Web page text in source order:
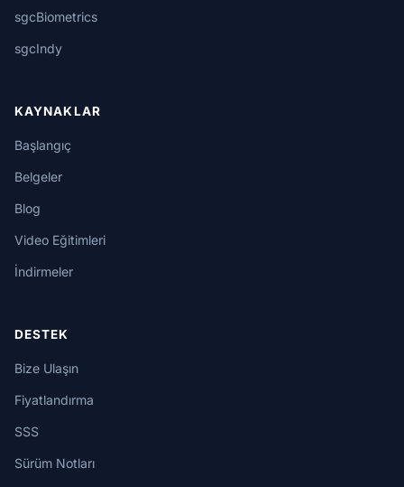
sgcBiometrics
sgcIndy
KAYNAKLAR
Başlangıç
Belgeler
Blog
Video Eğitimleri
İndirmeler
DESTEK
Bize Ulaşın
Fiyatlandırma
SSS
Sürüm Notları